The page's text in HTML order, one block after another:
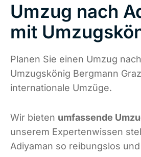
Umzug nach
mit
Planen Sie einen Umzug
Umzugskönig Bergmann
internationale Umzüge.
Wir bieten umfassende
unserem Expertenwissen
Adiyaman so reibungslos